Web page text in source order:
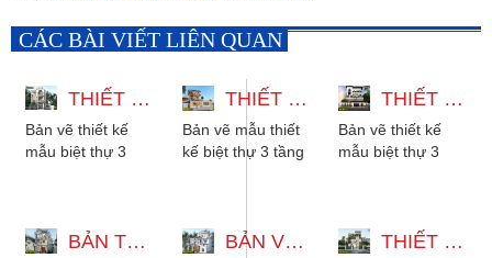
CÁC BÀI VIẾT LIÊN QUAN
THIẾT KẾ MẪU BIỆT THỰ 3 TẦNG CÓ THANG MÁY 12X22M
Bản vẽ thiết kế
mẫu biệt thự 3
phong cách tân...
THIẾT KẾ BIỆT THỰ 3 TẦNG 2 MẶT TIỀN - 5 PHÒNG NGỦ MÁI NHẬT
Bản vẽ mẫu thiết
kế biệt thự 3 tầng
đình...
THIẾT KẾ MẪU BIỆT THỰ 3 TẦNG 15X27M CÓ HẦM XE VÀ THANG MÁY
Bản vẽ thiết kế
mẫu biệt thự 3
phù hợp...
BẢN THIẾT KẾ MẪU BIỆT THỰ 3 TẦNG TÂN CỔ ĐIỂN ĐẸP KÈM NỘI THẤT BẢN VẼ THIẾT KẾ BIỆT THỰ 3 TẦNG MÁI NHẬT TÂN CỔ ĐIỂN 3 PHÒNG NGỦ THIẾT KẾ MẪU BIỆT THỰ 3 TẦNG BETONG HIỆN ĐẠI CÓ HỒ BƠI